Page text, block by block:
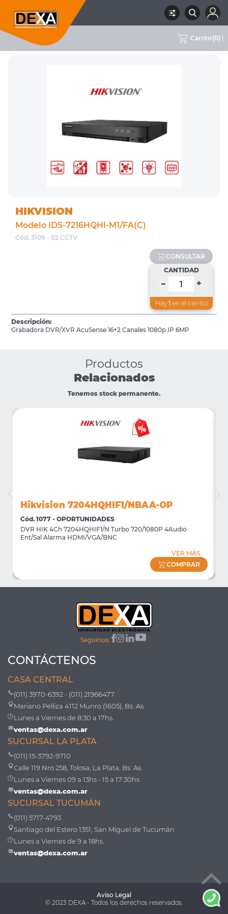
Carrito (0)
RUBRO SUBRUBRO
HIKVISION
Modelo IDS-7216HQHI-M1/FA(C)
Cód. 3109 - 02 CCTV
CONSULTAR
CANTIDAD
– +
Hay 1en el carrito
Descripción:
Grabadora DVR/XVR AcuSense 16+2 Canales 1080p IP 6MP
Productos
Relacionados
Tenemos stock permanente.
Hikvision 7204HQHIF1/NBAA-OP
Cód. 1077 - OPORTUNIDADES
DVR HIK 4Ch 7204HQHIF1/N Turbo 720/1080P 4Audio
Ent/Sal Alarma HDMI/VGA/BNC
VER MÁS
COMPRAR
Seguinos:
CONTÁCTENOS
CASA CENTRAL
(011) 3970-6392 - (011) 21966477
Mariano Pelliza 4112 Munro (1605), Bs. As.
Lunes a Viernes de 8:30 a 17hs.
ventas@dexa.com.ar
SUCURSAL LA PLATA
(011) 15-3792-9710
Calle 119 Nro 258, Tolosa, La Plata, Bs. As.
Lunes a Viernes 09 a 13hs - 15 a 17:30hs
ventas@dexa.com.ar
SUCURSAL TUCUMÁN
(011) 5717-4793
Santiago del Estero 1351, San Miguel de Tucumán
Lunes a Viernes de 9 a 18hs.
ventas@dexa.com.ar
Aviso Legal
© 2023 DEXA - Todos los derechos reservados.